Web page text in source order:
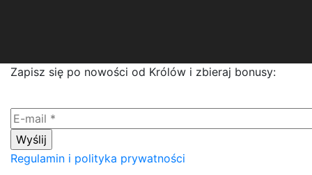
Zapisz się po nowości od Królów i zbieraj bonusy:
Regulamin i polityka prywatności